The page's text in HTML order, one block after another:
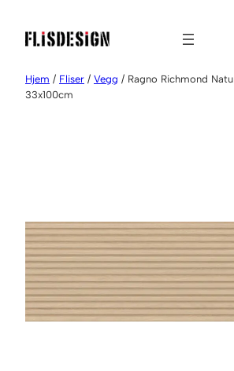
innhold
Hjem / Fliser / Vegg / Ragno Richmond
33x100cm